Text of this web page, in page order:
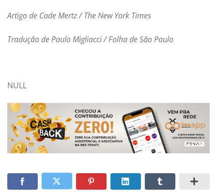
Artigo de Cade Mertz / The New York Times
Tradução de Paulo Migliacci / Folha de São Paulo
NULL